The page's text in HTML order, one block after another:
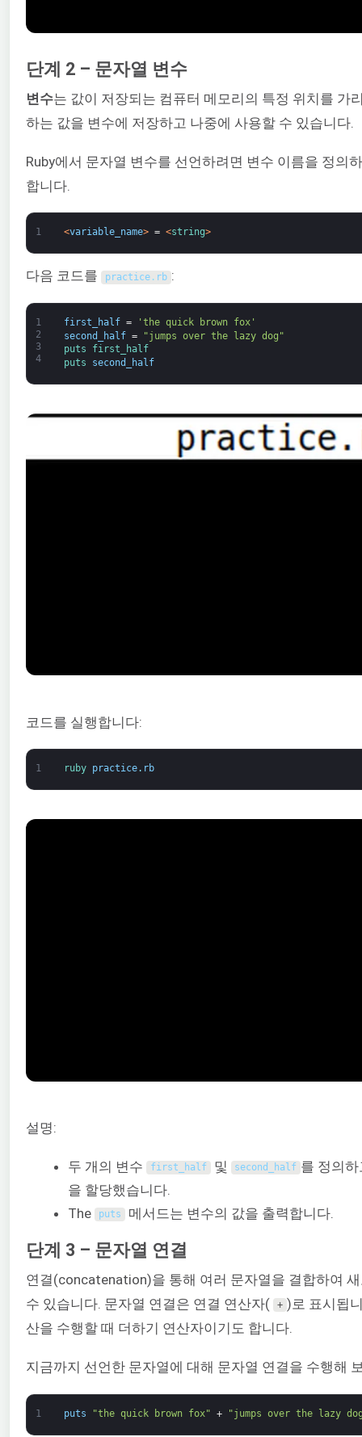
단계 2 – 문자열 변수
변수는 값이 저장되는 컴퓨터 메모리의 특정 위치를 가
하는 값을 변수에 저장하고 나중에 사용할 수 있습니다.
Ruby에서 문자열 변수를 선언하려면 변수 이름을 정의
합니다.
1 <variable_name> = <string>
다음 코드를 practice. rb :
1
2
3
4
first_half =
'the quick brown fox'
second_half =
"jumps over the lazy dog"
puts
first_half
puts
second_half
코드를 실행합니다:
1 ruby practice. rb
설명:
두 개의 변수 first_half 및 second_half 를 정의
을 할당했습니다.
The
puts 메서드는 변수의 값을 출력합니다.
단계 3 – 문자열 연결
연결(concatenation)을 통해 여러 문자열을 결합하여
수 있습니다. 문자열 연결은 연결 연산자(
+ )로 표시됩
산을 수행할 때 더하기 연산자이기도 합니다.
지금까지 선언한 문자열에 대해 문자열 연결을 수행해
1 puts "the quick brown fox" + "jumps over the lazy